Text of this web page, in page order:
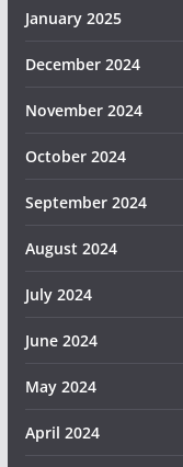
January 2025
December 2024
November 2024
October 2024
September 2024
August 2024
July 2024
June 2024
May 2024
April 2024